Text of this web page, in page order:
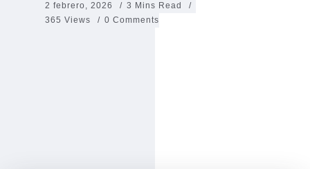
2 febrero, 2026
3 Mins Read
365 Views
0 Comments